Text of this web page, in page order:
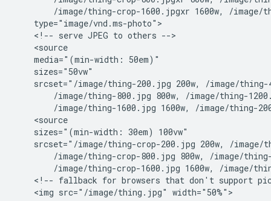
/image/thing-crop-1600.jpgxr 1600w, /image/
    type="image/vnd.ms-photo">
    <!-- serve JPEG to others -->
    <source
    media="(min-width: 50em)"
    sizes="50vw"
srcset="/image/thing-200.jpg 200w, /image/
/image/thing-800.jpg 800w, /image/thing-
/image/thing-1600.jpg 1600w, /image/thing-
    <source
    sizes="(min-width: 30em) 100vw"
srcset="/image/thing-crop-200.jpg 200w, /image/
/image/thing-crop-800.jpg 800w, /image/
/image/thing-crop-1600.jpg 1600w, /image/
<!-- fallback for browsers that don't support
    <img src="/image/thing.jpg" width="50%">